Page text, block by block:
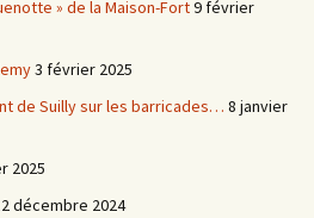
» de la Maison-Fort9 février
3 février 2025
de Suilly sur les barricades… 8 janvier
2025
décembre 2024